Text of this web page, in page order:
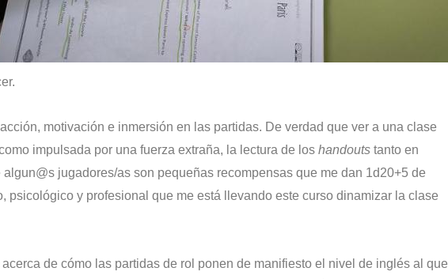
motivación e inmersión en las partidas. De verdad que ver a una clase
impulsada por una fuerza extraña, la lectura de los handoutstanto en
jugadores/as son pequeñas recompensas que me dan 1d20+5 de
psicológico y profesional que me está llevando este curso dinamizar la clase
de cómo las partidas de rol ponen de manifiesto el nivel de inglés al que